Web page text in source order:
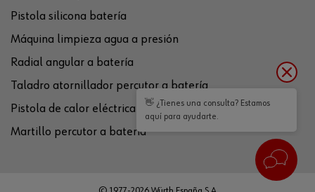
Pistola silicona batería
Máquina limpieza agua a presión
Radial angular a batería
Taladro atornillador percutor a batería
Pistola de calor eléctrica
Martillo percutor a batería
👋 ¿Tienes una consulta? Estamos
aquí para ayudarte.